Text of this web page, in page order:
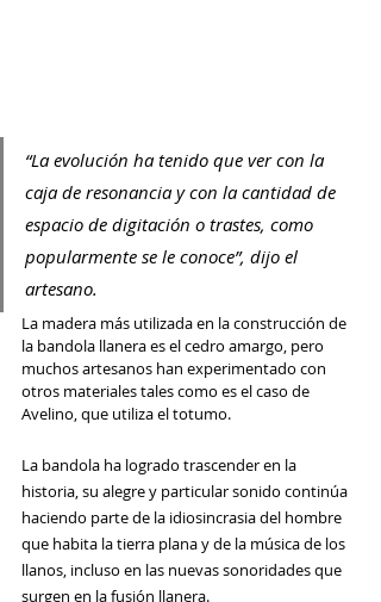
“La evolución ha tenido que ver con la
caja de resonancia y con la cantidad de
espacio de digitación o trastes, como
popularmente se le conoce”, dijo el
artesano.
La madera más utilizada en la construcción de
la bandola llanera es el cedro amargo, pero
muchos artesanos han experimentado con
otros materiales tales como es el caso de
Avelino, que utiliza el totumo.
La bandola ha logrado trascender en la
historia, su alegre y particular sonido continúa
haciendo parte de la idiosincrasia del hombre
que habita la tierra plana y de la música de los
llanos, incluso en las nuevas sonoridades que
surgen en la fusión llanera.